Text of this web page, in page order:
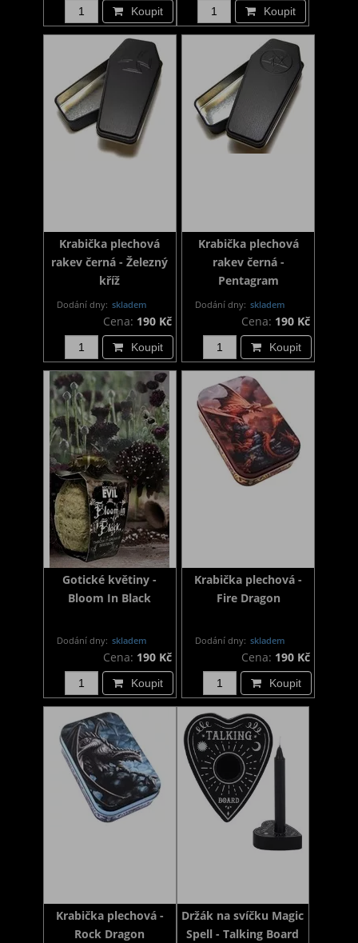
Koupit Koupit
Krabička plechová
rakev černá - Železný
kříž
Dodání dny: skladem
Cena: 190 Kč
Koupit
Krabička plechová
rakev černá -
Pentagram
Dodání dny: skladem
Cena: 190 Kč
Koupit
Gotické květiny -
Bloom In Black
Dodání dny: skladem
Cena: 190 Kč
Koupit
Krabička plechová -
Fire Dragon
Dodání dny: skladem
Cena: 190 Kč
Koupit
Krabička plechová -
Rock Dragon
Držák na svíčku Magic
Spell - Talking Board